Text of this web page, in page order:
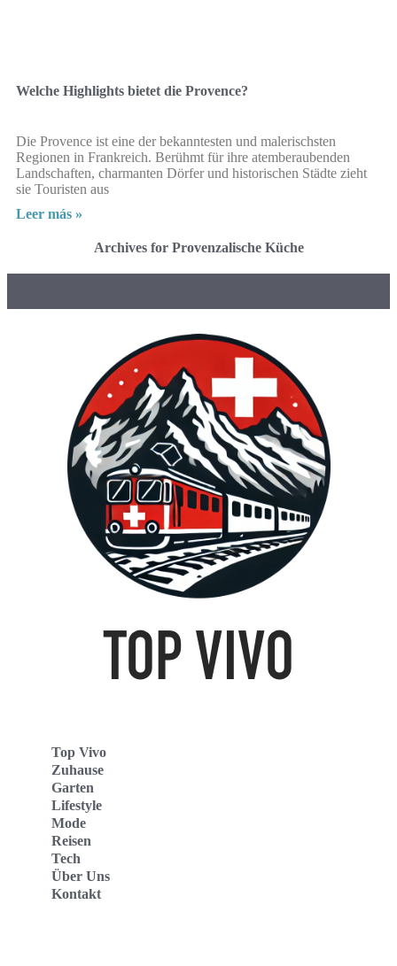
Welche Highlights bietet die Provence?
Die Provence ist eine der bekanntesten und malerischsten
Regionen in Frankreich. Berühmt für ihre atemberaubenden
Landschaften, charmanten Dörfer und historischen Städte zieht
sie Touristen aus
Leer más »
Archives for Provenzalische Küche
Top Vivo
Zuhause
Garten
Lifestyle
Mode
Reisen
Tech
Über Uns
Kontakt